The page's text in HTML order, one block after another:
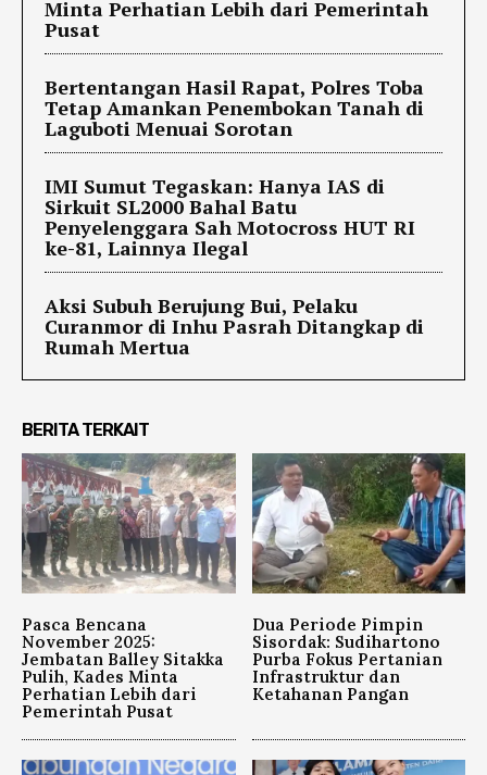
Minta Perhatian Lebih dari Pemerintah
Pusat
Bertentangan Hasil Rapat, Polres Toba
Tetap Amankan Penembokan Tanah di
Laguboti Menuai Sorotan
IMI Sumut Tegaskan: Hanya IAS di
Sirkuit SL2000 Bahal Batu
Penyelenggara Sah Motocross HUT RI
ke-81, Lainnya Ilegal
Aksi Subuh Berujung Bui, Pelaku
Curanmor di Inhu Pasrah Ditangkap di
Rumah Mertua
BERITA TERKAIT
Pasca Bencana
November 2025:
Jembatan Balley Sitakka
Pulih, Kades Minta
Perhatian Lebih dari
Pemerintah Pusat
Dua Periode Pimpin
Sisordak: Sudihartono
Purba Fokus Pertanian
Infrastruktur dan
Ketahanan Pangan